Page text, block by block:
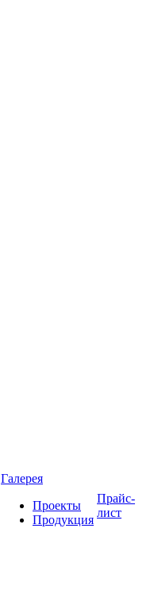
Галерея
Проекты
Продукция
Прайс-
лист